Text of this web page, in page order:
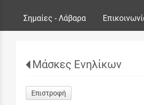
Σημαίες - Λάβαρα
Μάσκες Ενηλίκων
Επιστροφή